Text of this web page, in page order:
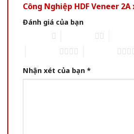
Công Nghiệp HDF Veneer
Đánh giá của bạn
Nhận xét của bạn *